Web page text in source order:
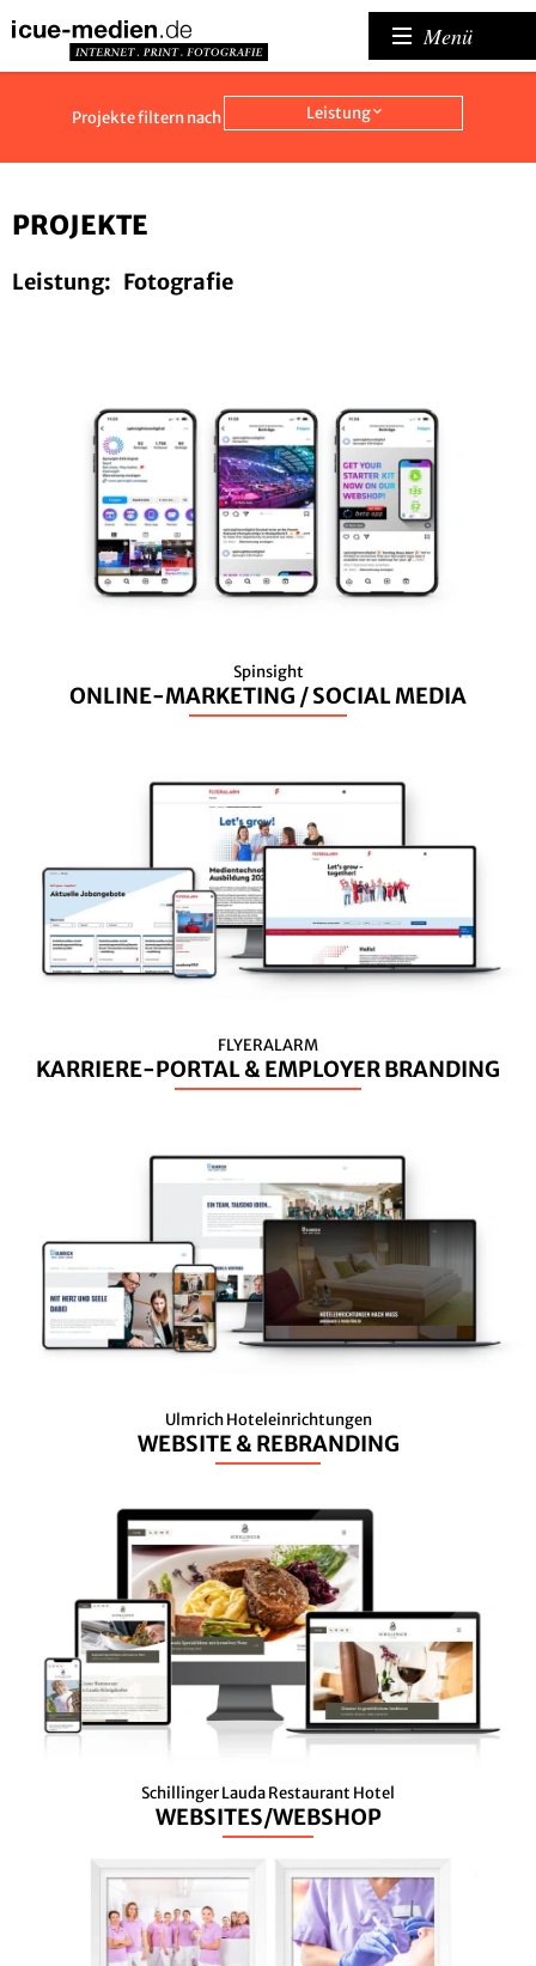
Menü
Projekte filtern nach Leistung
PROJEKTE
Leistung: Fotografie
Spinsight
ONLINE-MARKETING / SOCIAL MEDIA
FLYERALARM
KARRIERE-PORTAL & EMPLOYER BRANDING
Ulmrich Hoteleinrichtungen
WEBSITE & REBRANDING
Schillinger Lauda Restaurant Hotel
WEBSITES/WEBSHOP